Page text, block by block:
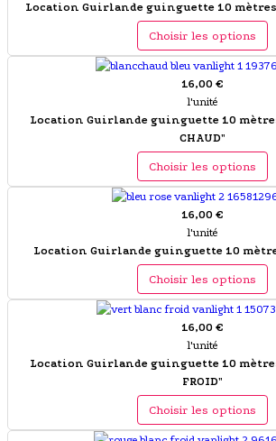
Location Guirlande guinguette 10 mètres
Choisir les options
16,00 €
l'unité
Location Guirlande guinguette 10 mètres
CHAUD"
Choisir les options
16,00 €
l'unité
Location Guirlande guinguette 10 mètres
Choisir les options
16,00 €
l'unité
Location Guirlande guinguette 10 mètres
FROID"
Choisir les options